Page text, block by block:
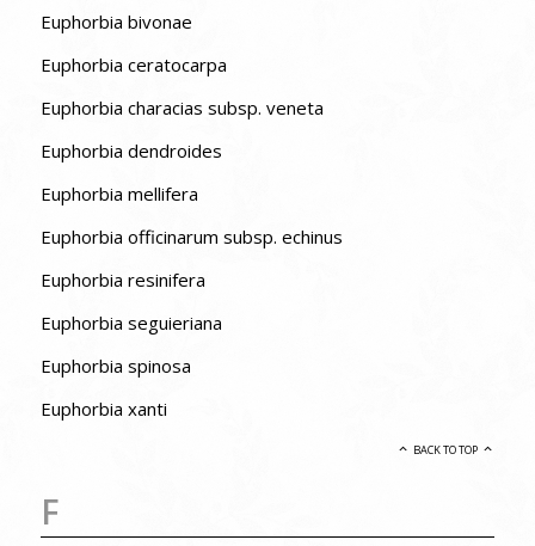
Euphorbia bivonae
Euphorbia ceratocarpa
Euphorbia characias subsp. veneta
Euphorbia dendroides
Euphorbia mellifera
Euphorbia officinarum subsp. echinus
Euphorbia resinifera
Euphorbia seguieriana
Euphorbia spinosa
Euphorbia xanti
BACK TO TOP
F